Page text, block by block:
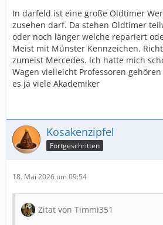
In darfeld ist eine große Oldtimer
zusehen darf. Da stehen Oldtimer
oder noch länger welche repariert
Meist mit Münster Kennzeichen.
zumeist Mercedes. Ich hatte mich
Wagen vielleicht Professoren
es ja viele Akademiker
Kosakenzipfel
Fortgeschritten
18. Mai 2026 um 09:54
Zitat von Timmi351